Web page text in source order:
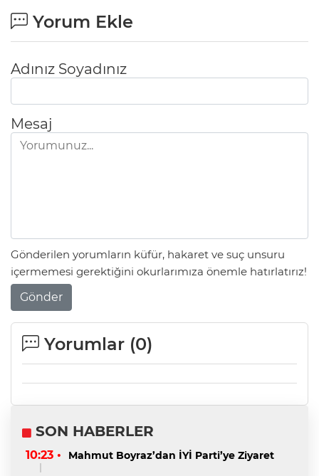
Yorum Ekle
Adınız Soyadınız
Mesaj
Gönderilen yorumların küfür, hakaret ve suç unsuru
içermemesi gerektiğini okurlarımıza önemle hatırlatırız!
Gönder
Yorumlar (0)
SON HABERLER
10:23 • Mahmut Boyraz’dan İYİ Parti’ye Ziyaret